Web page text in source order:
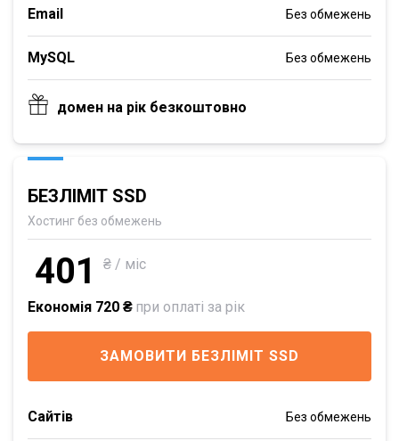
Email Без обмежень
MySQL Без обмежень
домен на рік безкоштовно
БЕЗЛІМІТ SSD
Хостинг без обмежень
401 ₴ / міс
Економія 720 ₴ при оплаті за рік
ЗАМОВИТИ БЕЗЛІМІТ SSD
Сайтів Без обмежень